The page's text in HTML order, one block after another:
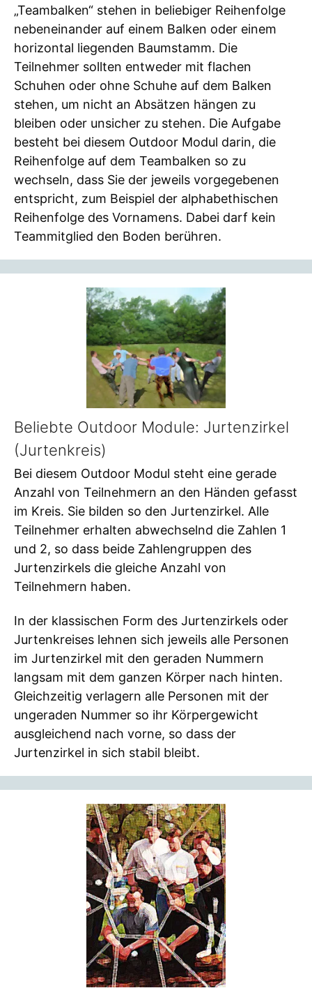
„Teambalken“ stehen in beliebiger Reihenfolge
nebeneinander auf einem Balken oder einem
horizontal liegenden Baumstamm. Die
Teilnehmer sollten entweder mit flachen
Schuhen oder ohne Schuhe auf dem Balken
stehen, um nicht an Absätzen hängen zu
bleiben oder unsicher zu stehen. Die Aufgabe
besteht bei diesem Outdoor Modul darin, die
Reihenfolge auf dem Teambalken so zu
wechseln, dass Sie der jeweils vorgegebenen
entspricht, zum Beispiel der alphabethischen
Reihenfolge des Vornamens. Dabei darf kein
Teammitglied den Boden berühren.
Beliebte Outdoor Module: Jurtenzirkel
(Jurtenkreis)
Bei diesem Outdoor Modul steht eine gerade
Anzahl von Teilnehmern an den Händen gefasst
im Kreis. Sie bilden so den Jurtenzirkel. Alle
Teilnehmer erhalten abwechselnd die Zahlen 1
und 2, so dass beide Zahlengruppen des
Jurtenzirkels die gleiche Anzahl von
Teilnehmern haben.
In der klassischen Form des Jurtenzirkels oder
Jurtenkreises lehnen sich jeweils alle Personen
im Jurtenzirkel mit den geraden Nummern
langsam mit dem ganzen Körper nach hinten.
Gleichzeitig verlagern alle Personen mit der
ungeraden Nummer so ihr Körpergewicht
ausgleichend nach vorne, so dass der
Jurtenzirkel in sich stabil bleibt.